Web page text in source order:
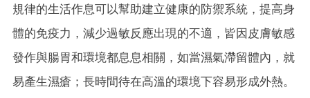
規律的生活作息可以幫助建立健康的防禦系統，提高身
體的免疫力，減少過敏反應出現的不適，皆因皮膚敏感
發作與腸胃和環境都息息相關，如當濕氣滯留體內，就
易產生濕瘡；長時間待在高溫的環境下容易形成外熱。